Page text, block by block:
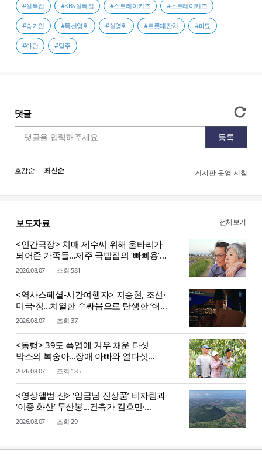
#설특집 #KBS설특집 #스트레이키즈 #스트레이키즈
#송가인 #특선영화 #설영화 #트롯대잔치 #파묘
#야당 #탈주
보도자료
<인간극장> 치매 제수씨 위해 울타리가
되어준 가족들...제주 국밥집의 ‘빠삐용’
영자와 순업
2026.08.07 조회 581
<역사스페셜-시간여행자> 지승현, 조선·
미국·청...치열한 수싸움으로 탄생한 ‘쇄국’
조선의 첫 근대 외교전 시기 조명
2026.08.07 조회 37
<동행> 39도 폭염에 겨우 채운 다섯
박스의 복숭아...장애 아빠와 열다섯
서현이네
2026.08.07 조회 185
<영상앨범 산> ‘임금님 진상품’ 비자림과
‘이중 화산’ 두산봉...건축가 김호민·
사진작가 최경진이 만난 제주
2026.08.07 조회 29
전체보기